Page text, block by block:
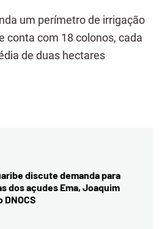
um perímetro de irrigação
conta com 18 colonos, cada
de duas hectares
discute demanda para
dos açudes Ema, Joaquim
DNOCS